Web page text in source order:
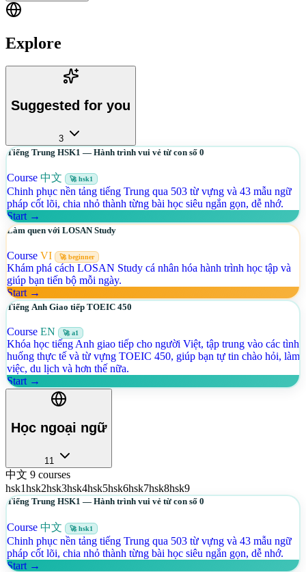
Explore
Suggested for you
3
Tiếng Trung HSK1 — Hành trình vui vẻ từ con số 0
Course 中文 🚀 hsk1
Chinh phục nền tảng tiếng Trung qua 503 từ vựng và 43 mẫu ngữ
pháp cốt lõi, chia nhỏ thành từng bài học siêu ngắn gọn, dễ nhớ.
Start →
Làm quen với LOSAN Study
Course VI 🚀 beginner
Khám phá cách LOSAN Study cá nhân hóa hành trình học tập và
giúp bạn tiến bộ mỗi ngày.
Start →
Tiếng Anh Giao tiếp TOEIC 450
Course EN 🚀 a1
Khóa học tiếng Anh giao tiếp cho người Việt, tập trung vào các tình
huống thực tế và từ vựng TOEIC 450, giúp bạn tự tin chào hỏi, làm
việc, du lịch và hơn thế nữa.
Start →
Học ngoại ngữ
11
中文 9 courses
hsk1hsk2hsk3hsk4hsk5hsk6hsk7hsk8hsk9
Tiếng Trung HSK1 — Hành trình vui vẻ từ con số 0
Course 中文 🚀 hsk1
Chinh phục nền tảng tiếng Trung qua 503 từ vựng và 43 mẫu ngữ
pháp cốt lõi, chia nhỏ thành từng bài học siêu ngắn gọn, dễ nhớ.
Start →